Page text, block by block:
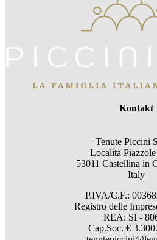
Kontakt
Tenute Piccini
Località
53011 Castellina in
Italy
P.IVA/C.F.:
Registro delle
REA: SI -
Cap.Soc. €